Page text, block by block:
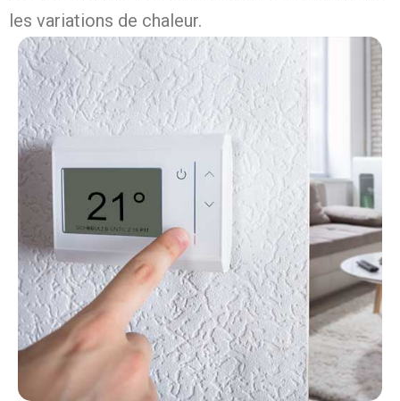
les variations de chaleur.